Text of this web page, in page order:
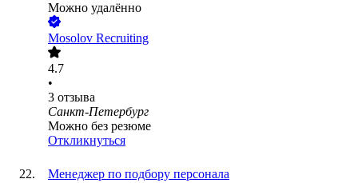
Можно удалённо
Mosolov Recruiting
4.7
•
3 отзыва
Санкт-Петербург
Можно без резюме
Откликнуться
Менеджер по подбору персонала